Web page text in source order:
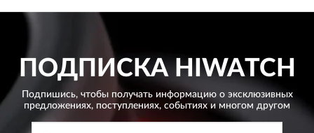
ПОДПИСКАHIWATCH
Подпишись, чтобы получать информацию о эксклюзивных
предложениях, поступлениях, событиях и многом другом